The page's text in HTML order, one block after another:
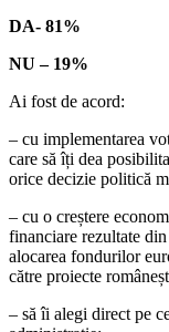
DA- 81%
NU – 19%
Ai fost de acord:
– cu implementarea
care să îți dea
orice decizie politică
– cu o creștere
financiare rezultate
alocarea fondurilor
către proiecte
– să îi alegi direct pe